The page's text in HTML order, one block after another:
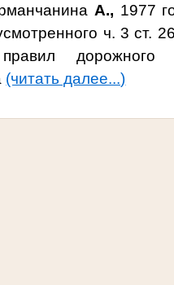
А., 1977
ч. 3 ст.
(читать далее...)